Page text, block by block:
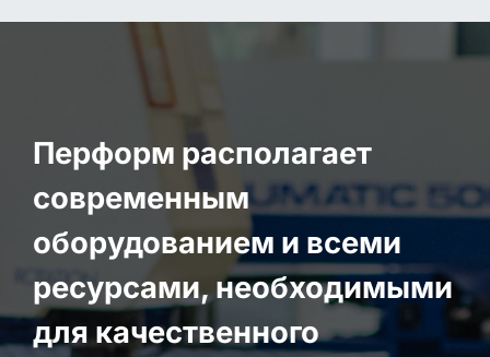
Перформ располагает
современным
оборудованием и всеми
ресурсами, необходимыми
для качественного